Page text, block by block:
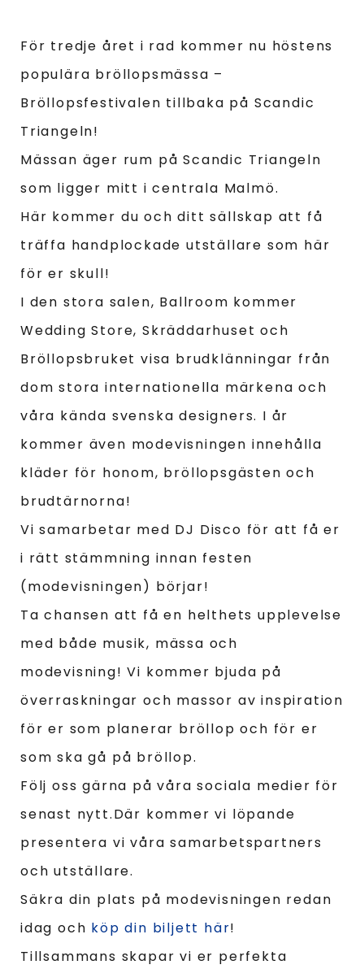
För tredje året i rad kommer nu höstens
populära bröllopsmässa –
Bröllopsfestivalen tillbaka på Scandic
Triangeln!
Mässan äger rum på Scandic Triangeln
som ligger mitt i centrala Malmö.
Här kommer du och ditt sällskap att få
träffa handplockade utställare som här
för er skull!
I den stora salen, Ballroom kommer
Wedding Store, Skräddarhuset och
Bröllopsbruket visa brudklänningar från
dom stora internationella märkena och
våra kända svenska designers. I år
kommer även modevisningen innehålla
kläder för honom, bröllopsgästen och
brudtärnorna!
Vi samarbetar med DJ Disco för att få er
i rätt stämmning innan festen
(modevisningen) börjar!
Ta chansen att få en helthets upplevelse
med både musik, mässa och
modevisning! Vi kommer bjuda på
överraskningar och massor av inspiration
för er som planerar bröllop och för er
som ska gå på bröllop.
Följ oss gärna på våra sociala medier för
senast nytt.Där kommer vi löpande
presentera vi våra samarbetspartners
och utställare.
Säkra din plats på modevisningen redan
idag och köp din biljett här!
Tillsammans skapar vi er perfekta